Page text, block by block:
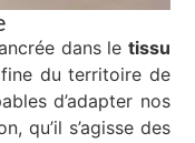
dans le tissu
du territoire de
d’adapter nos
qu’il s’agisse des